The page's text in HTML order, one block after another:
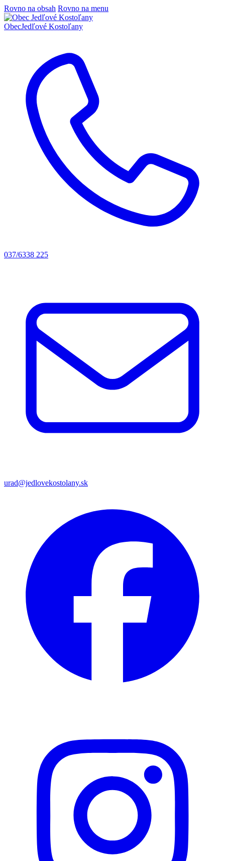
Rovno na obsah Rovno na menu
ObecJedľové Kostoľany
037/6338 225
urad@jedlovekostolany.sk